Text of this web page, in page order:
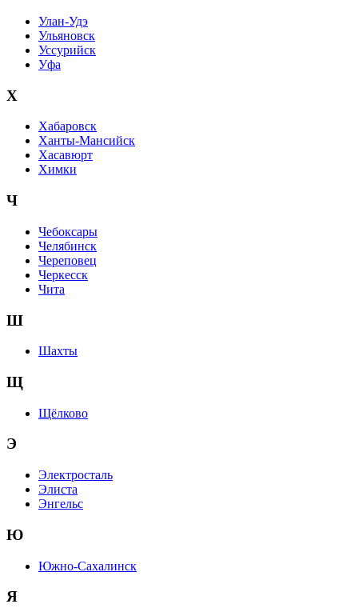
Улан-Удэ
Ульяновск
Уссурийск
Уфа
Х
Хабаровск
Ханты-Мансийск
Хасавюрт
Химки
Ч
Чебоксары
Челябинск
Череповец
Черкесск
Чита
Ш
Шахты
Щ
Щёлково
Э
Электросталь
Элиста
Энгельс
Ю
Южно-Сахалинск
Я